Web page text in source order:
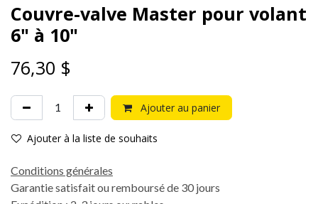
Couvre-valve Master pour volant
6" à 10"
76,30 $
Ajouter au panier
Ajouter à la liste de souhaits
Conditions générales
Garantie satisfait ou remboursé de 30 jours